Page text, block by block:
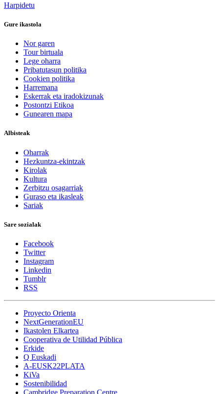
Harpidetu
Gure ikastola
Nor garen
Tour birtuala
Lege oharra
Pribatutasun politika
Cookien politika
Harremana
Eskerrak eta iradokizunak
Postontzi Etikoa
Gunearen mapa
Albisteak
Oharrak
Hezkuntza-ekintzak
Kirolak
Kultura
Zerbitzu osagarriak
Guraso eta ikasleak
Sariak
Sare sozialak
Facebook
Twitter
Instagram
Linkedin
Tumblr
RSS
Proyecto Orienta
NextGenerationEU
Ikastolen Elkartea
Cooperativa de Utilidad Pública
Erkide
Q Euskadi
A-EUSK22PLATA
KiVa
Sostenibilidad
Cambridge Preparation Centre